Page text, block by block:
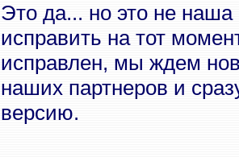
Это да... но это не
исправить на тот
исправлен, мы ждем
наших партнеров и
версию.